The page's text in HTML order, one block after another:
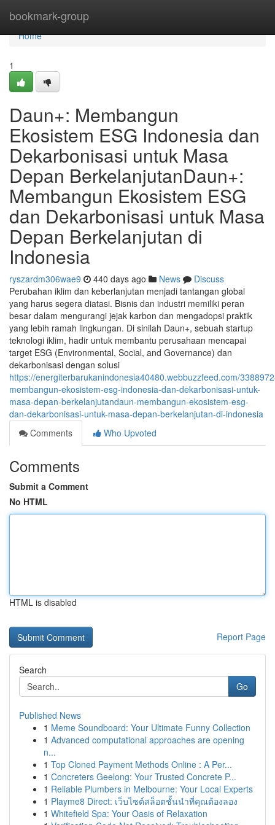
bookmark-group
Home
Home
1
Daun+: Membangun
Ekosistem ESG Indonesia dan
Dekarbonisasi untuk Masa
Depan BerkelanjutanDaun+:
Membangun Ekosistem ESG
dan Dekarbonisasi untuk Masa
Depan Berkelanjutan di
Indonesia
ryszardm306wae9 440 days ago News
Discuss
Perubahan iklim dan keberlanjutan menjadi tantangan global
yang harus segera diatasi. Bisnis dan industri memiliki peran
besar dalam mengurangi jejak karbon dan mengadopsi praktik
yang lebih ramah lingkungan. Di sinilah Daun+, sebuah startup
teknologi iklim, hadir untuk membantu perusahaan mencapai
target ESG (Environmental, Social, and Governance) dan
dekarbonisasi dengan solusi
https://energiterbarukanindonesia40480.webbuzzfeed.com/
membangun-ekosistem-esg-indonesia-dan-dekarbonisasi-untuk-
masa-depan-berkelanjutandaun-membangun-ekosistem-esg-
dan-dekarbonisasi-untuk-masa-depan-berkelanjutan-di-indonesia
Comments
Who Upvoted
Comments
Submit a Comment
No HTML
HTML is disabled
Report Page
Search
Go
Published News
1 Meme Soundboard: Your Ultimate Funny Collection
1 Advanced computational approaches are opening
n...
1 Top Cloned Payment Methods Online : A Per...
1 Concreters Geelong: Your Trusted Concrete P...
1 Reliable Plumbers in Melbourne: Your Local Experts
1 Playme8 Direct: เว็บไซต์สล็อตชั้นนำที่คุณต้องลอง
1 Whitefield Spa: Your Oasis of Relaxation